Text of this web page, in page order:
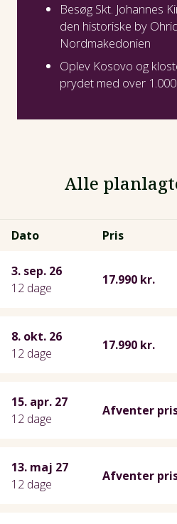
Besøg Skt. Johannes
den historiske by
Nordmakedonien
Oplev Kosovo og
prydet med over
Alle
Dato Pris
3. sep. 26
12 dage
17.990 kr.
8. okt. 26
12 dage
17.990 kr.
15. apr. 27
12 dage
Afventer
13. maj 27
12 dage
Afventer